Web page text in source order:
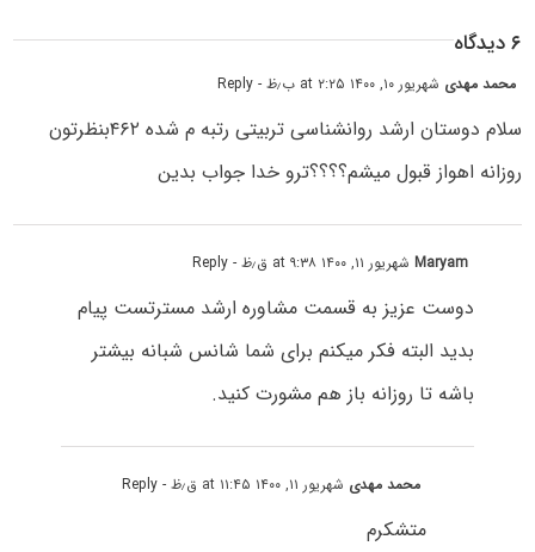
۶ دیدگاه
محمد مهدی شهریور ۱۰, ۱۴۰۰ at ۲:۲۵ ب٫ظ - Reply
سلام دوستان ارشد روانشناسی تربیتی رتبه م شده ۴۶۲بنظرتون
روزانه اهواز قبول میشم؟؟؟؟ترو خدا جواب بدین
Maryamشهریور ۱۱, ۱۴۰۰ at ۹:۳۸ ق٫ظ - Reply
دوست عزیز به قسمت مشاوره ارشد مسترتست پیام
بدید البته فکر میکنم برای شما شانس شبانه بیشتر
باشه تا روزانه باز هم مشورت کنید.
محمد مهدی شهریور ۱۱, ۱۴۰۰ at ۱۱:۴۵ ق٫ظ - Reply
متشکرم